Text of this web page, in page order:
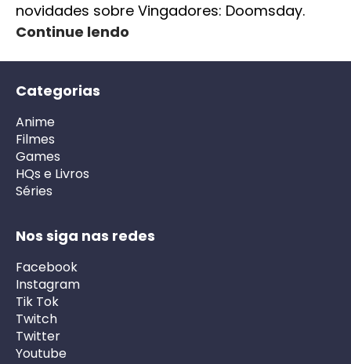
novidades sobre Vingadores: Doomsday.
Continue lendo
Categorias
Anime
Filmes
Games
HQs e Livros
Séries
Nos siga nas redes
Facebook
Instagram
Tik Tok
Twitch
Twitter
Youtube